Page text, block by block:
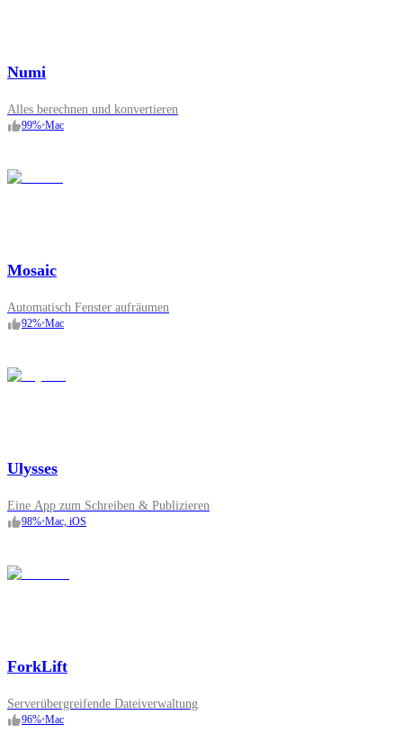
Numi
Alles berechnen und konvertieren
99%•Mac
Mosaic
Automatisch Fenster aufräumen
92%•Mac
Ulysses
Eine App zum Schreiben & Publizieren
98%•Mac, iOS
ForkLift
Serverübergreifende Dateiverwaltung
96%•Mac